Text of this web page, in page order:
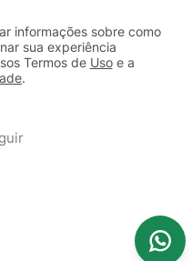
informações sobre como
sua experiência
Termos de Usoe a
.